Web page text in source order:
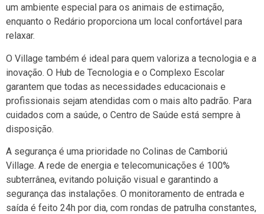
um ambiente especial para os animais de estimação,
enquanto o Redário proporciona um local confortável para
relaxar.
O Village também é ideal para quem valoriza a tecnologia e a
inovação. O Hub de Tecnologia e o Complexo Escolar
garantem que todas as necessidades educacionais e
profissionais sejam atendidas com o mais alto padrão. Para
cuidados com a saúde, o Centro de Saúde está sempre à
disposição.
A segurança é uma prioridade no Colinas de Camboriú
Village. A rede de energia e telecomunicações é 100%
subterrânea, evitando poluição visual e garantindo a
segurança das instalações. O monitoramento de entrada e
saída é feito 24h por dia, com rondas de patrulha constantes,